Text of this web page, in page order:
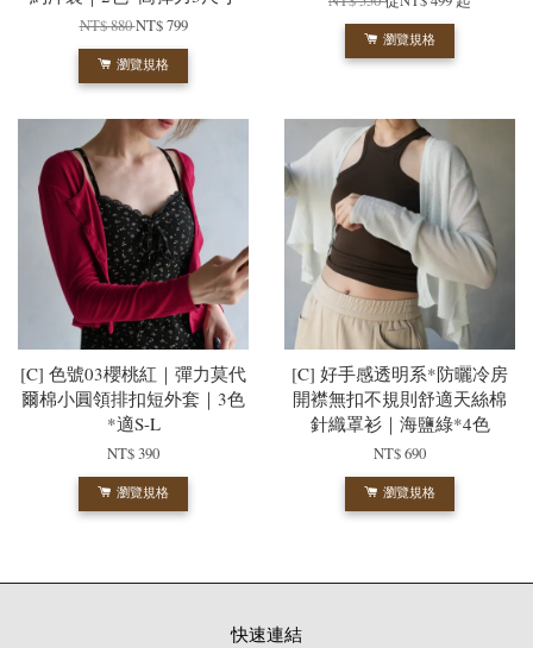
NT$ 880NT$ 799
瀏覽規格
瀏覽規格
[C] 色號03櫻桃紅｜彈力莫代
爾棉小圓領排扣短外套｜3色
*適S-L
NT$ 390
瀏覽規格
[C] 好手感透明系*防曬冷房
開襟無扣不規則舒適天絲棉
針織罩衫｜海鹽綠*4色
NT$ 690
瀏覽規格
快速連結